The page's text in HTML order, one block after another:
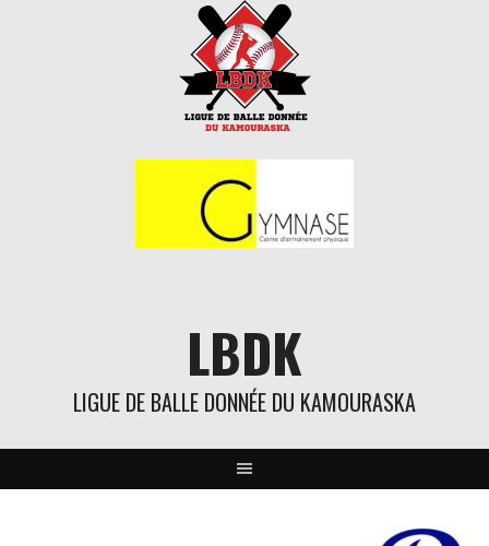
LBDK
LIGUE DE BALLE DONNÉE DU KAMOURASKA